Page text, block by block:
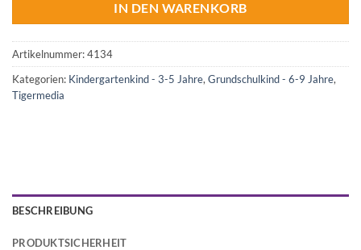
IN DEN WARENKORB
Artikelnummer:4134
Kategorien: Kindergartenkind - 3-5 Jahre, Grundschulkind - 6-9 Jahre,
Tigermedia
BESCHREIBUNG
PRODUKTSICHERHEIT